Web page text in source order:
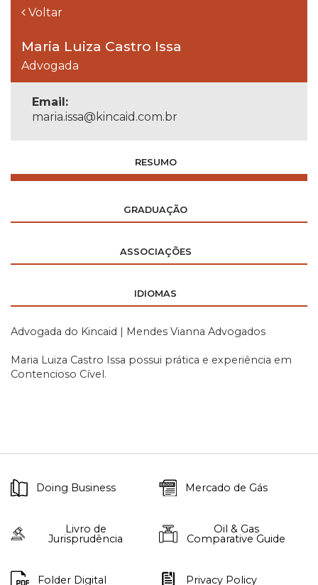
Voltar
Maria Luiza Castro Issa
Advogada
Email:
maria.issa@kincaid.com.br
RESUMO
GRADUAÇÃO
ASSOCIAÇÕES
IDIOMAS
Advogada do Kincaid | Mendes Vianna Advogados
Maria Luiza Castro Issa possui prática e experiência em
Contencioso Cível.
Doing Business Mercado de Gás
Livro de
Jurisprudência
Oil & Gas
Comparative Guide
Folder Digital Privacy Policy